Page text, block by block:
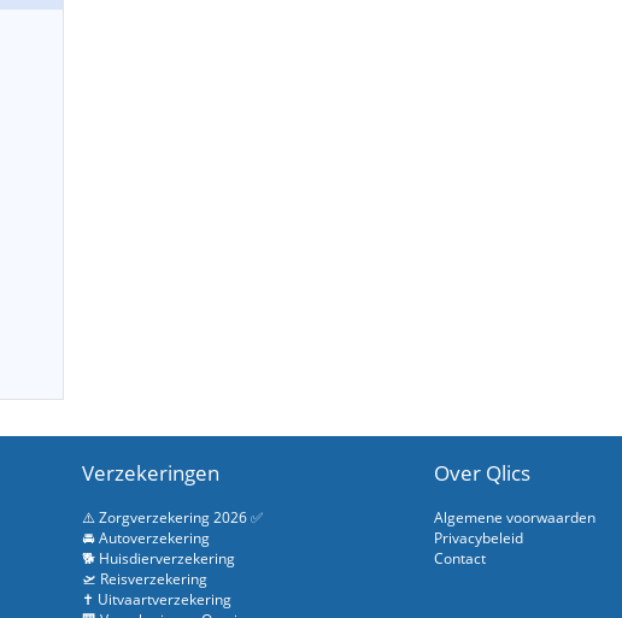
Verzekeringen
⚠️ Zorgverzekering 2026 ✅
🚘 Autoverzekering
🐕 Huisdierverzekering
🛫 Reisverzekering
✝️ Uitvaartverzekering
Over Qlics
Algemene voorwaarden
Privacybeleid
Contact